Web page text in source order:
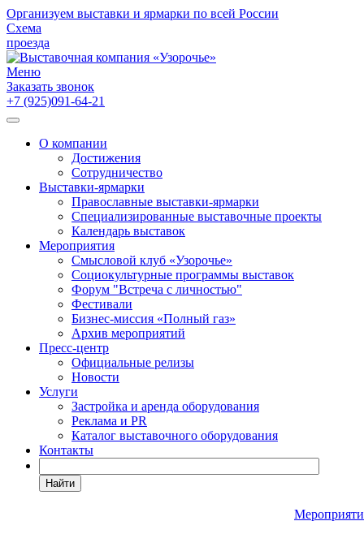
Организуем выставки и ярмарки по всей России
Схема
проезда
Меню
Заказать звонок
+7 (925)091-64-21
О компании
Достижения
Сотрудничество
Выставки-ярмарки
Православные выставки-ярмарки
Специализированные выставочные проекты
Календарь выставок
Мероприятия
Смысловой клуб «Узорочье»
Социокультурные программы выставок
Форум "Встреча с личностью"
Фестивали
Бизнес-миссия «Полный газ»
Архив мероприятий
Пресс-центр
Официальные релизы
Новости
Услуги
Застройка и аренда оборудования
Реклама и PR
Каталог выставочного оборудования
Контакты
Найти